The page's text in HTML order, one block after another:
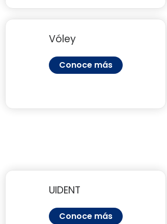
Vóley
Conoce más
UIDENT
Conoce más